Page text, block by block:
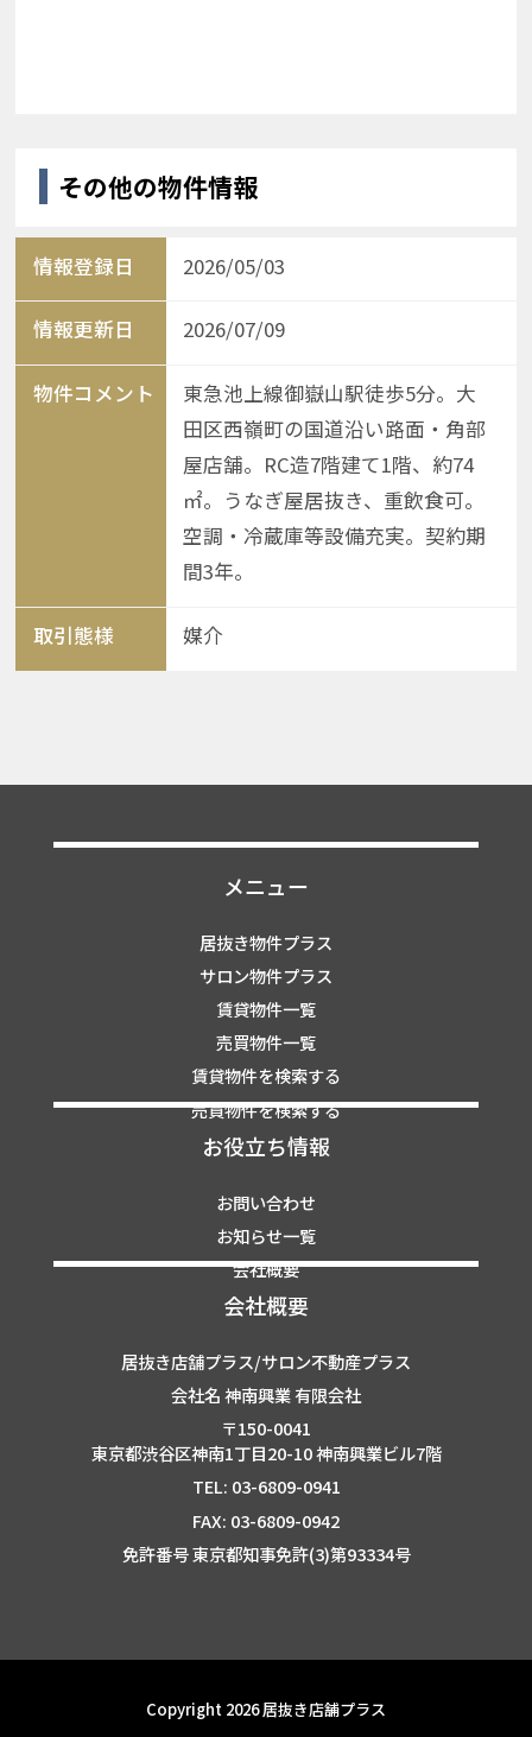
その他の物件情報
情報登録日 2026/05/03
情報更新日 2026/07/09
物件コメント
東急池上線御嶽山駅徒歩5分。大
田区西嶺町の国道沿い路面・角部
屋店舗。RC造7階建て1階、約74
㎡。うなぎ屋居抜き、重飲食可。
空調・冷蔵庫等設備充実。契約期
間3年。
取引態様 媒介
メニュー
居抜き物件プラス
サロン物件プラス
賃貸物件一覧
売買物件一覧
賃貸物件を検索する
売買物件を検索する
お役立ち情報
お問い合わせ
お知らせ一覧
会社概要
会社概要
居抜き店舗プラス/サロン不動産プラス
会社名 神南興業 有限会社
〒150-0041
東京都渋谷区神南1丁目20-10 神南興業ビル7階
TEL: 03-6809-0941
FAX: 03-6809-0942
免許番号 東京都知事免許(3)第93334号
Copyright 2026 居抜き店舗プラス